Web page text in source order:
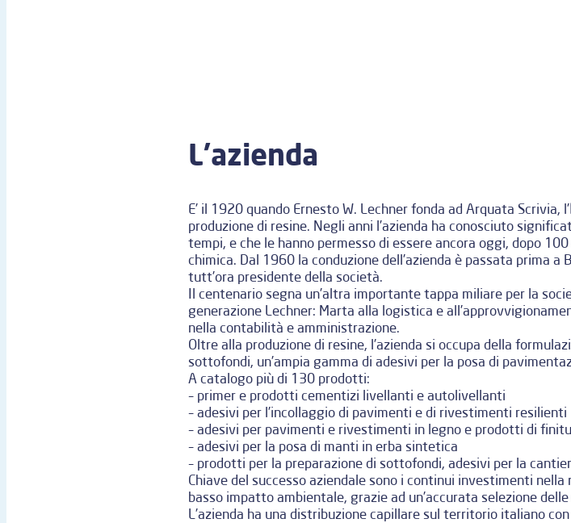
L’azienda
E’ il 1920 quando Ernesto W. Lechner fonda ad Arquata Scrivia, l’
produzione di resine. Negli anni l’azienda ha conosciuto
tempi, e che le hanno permesso di essere ancora oggi, dopo
chimica. Dal 1960 la conduzione dell’azienda è passata prima a
tutt’ora presidente della società.
Il centenario segna un’altra importante tappa miliare per la
generazione Lechner: Marta alla logistica e
nella contabilità e amministrazione.
Oltre alla produzione di resine, l’azienda si occupa della
sottofondi, un’ampia gamma di adesivi per la posa di
A catalogo più di 130 prodotti:
– primer e prodotti cementizi livellanti e autolivellanti
– adesivi per l’incollaggio di pavimenti e di rivestimenti resilienti
– adesivi per pavimenti e rivestimenti in legno e prodotti di
– adesivi per la posa di manti in erba sintetica
– prodotti per la preparazione di sottofondi, adesivi per la
Chiave del successo aziendale sono i continui investimenti
basso impatto ambientale, grazie ad un’accurata selezione
L’azienda ha una distribuzione capillare sul territorio italiano